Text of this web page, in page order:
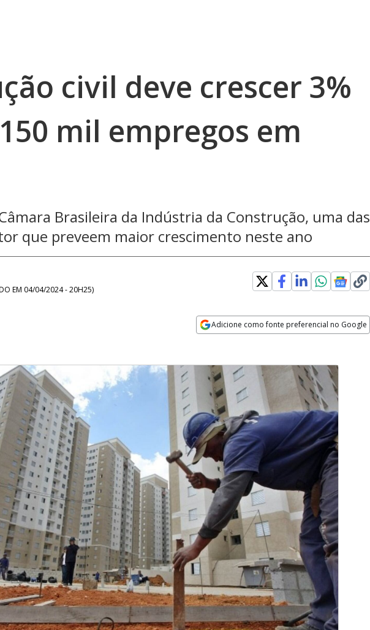
civil deve crescer 3%
mil empregos em
Brasileira da Indústria da Construção, uma das
que preveem maior crescimento neste ano
EM 04/04/2024 - 20H25)
Adicione como fonte preferencial no Google